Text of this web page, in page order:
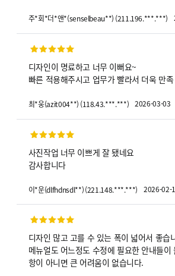
주*회*더*앤*(senselbeau**) (211.196.***.***)
디자인이 명료하고 너무 이뻐요~
빠른 적용해주시고 업무가 빨라서 더욱 만
최*웅(azit004**) (118.43.***.***) 2026-03-03
사진작업 너무 이쁘게 잘 됐네요
감사합니다
이*운(dlfhdnsdl**)(221.148.***.***) 2026-02-
디자인 많고 고를 수 있는 폭이 넓어서 좋습
메뉴얼도 어느정도 수정에 필요한 안내들이
항이 아니면 큰 어려움이 없습니다.